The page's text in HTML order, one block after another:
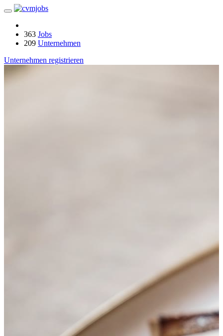
363 Jobs
209 Unternehmen
Unternehmen registrieren